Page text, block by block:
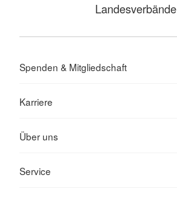
Landesverbände
Spenden & Mitgliedschaft
Karriere
Über uns
Service